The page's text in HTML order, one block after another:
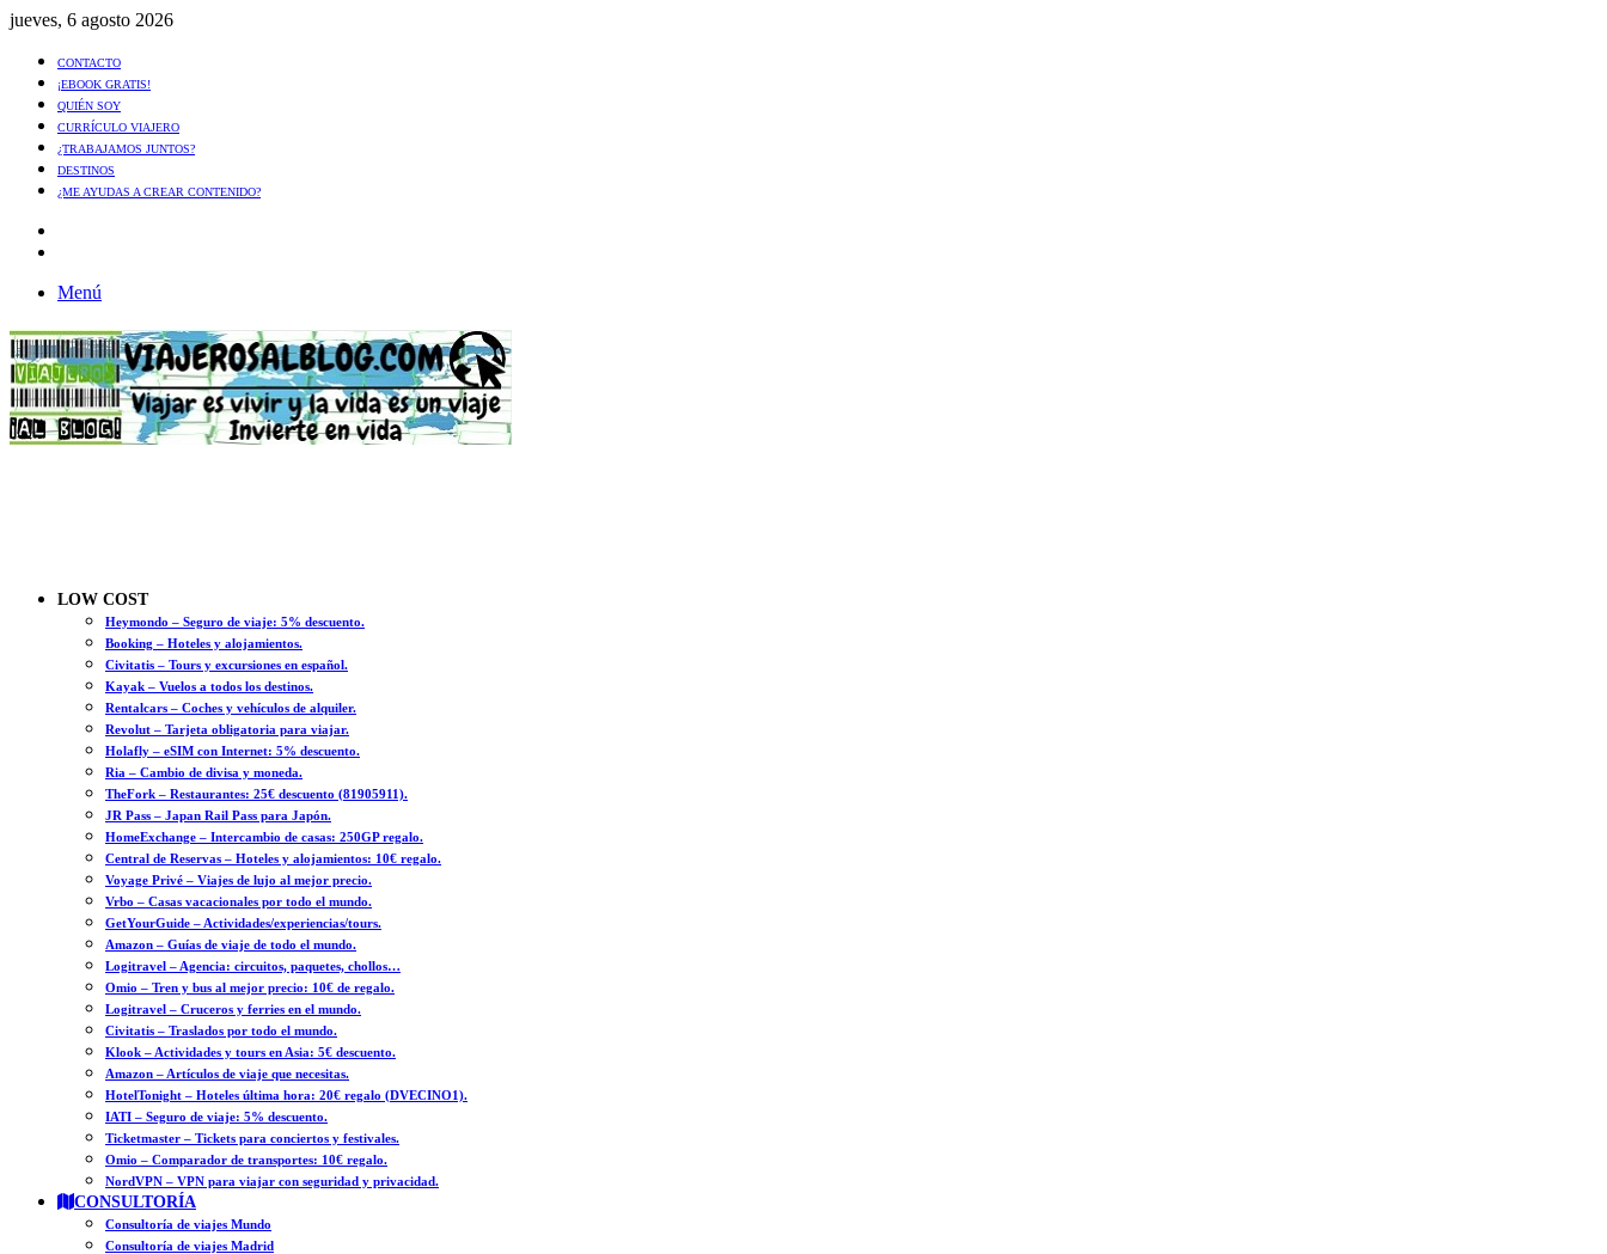
jueves, 6 agosto 2026
CONTACTO
¡EBOOK GRATIS!
QUIÉN SOY
CURRÍCULO VIAJERO
¿TRABAJAMOS JUNTOS?
DESTINOS
¿ME AYUDAS A CREAR CONTENIDO?
Menú
LOW COST
Heymondo – Seguro de viaje: 5% descuento.
Booking – Hoteles y alojamientos.
Civitatis – Tours y excursiones en español.
Kayak – Vuelos a todos los destinos.
Rentalcars – Coches y vehículos de alquiler.
Revolut – Tarjeta obligatoria para viajar.
Holafly – eSIM con Internet: 5% descuento.
Ria – Cambio de divisa y moneda.
TheFork – Restaurantes: 25€ descuento (81905911).
JR Pass – Japan Rail Pass para Japón.
HomeExchange – Intercambio de casas: 250GP regalo.
Central de Reservas – Hoteles y alojamientos: 10€ regalo.
Voyage Privé – Viajes de lujo al mejor precio.
Vrbo – Casas vacacionales por todo el mundo.
GetYourGuide – Actividades/experiencias/tours.
Amazon – Guías de viaje de todo el mundo.
Logitravel – Agencia: circuitos, paquetes, chollos…
Omio – Tren y bus al mejor precio: 10€ de regalo.
Logitravel – Cruceros y ferries en el mundo.
Civitatis – Traslados por todo el mundo.
Klook – Actividades y tours en Asia: 5€ descuento.
Amazon – Artículos de viaje que necesitas.
HotelTonight – Hoteles última hora: 20€ regalo (DVECINO1).
IATI – Seguro de viaje: 5% descuento.
Ticketmaster – Tickets para conciertos y festivales.
Omio – Comparador de transportes: 10€ regalo.
NordVPN – VPN para viajar con seguridad y privacidad.
CONSULTORÍA
Consultoría de viajes Mundo
Consultoría de viajes Madrid